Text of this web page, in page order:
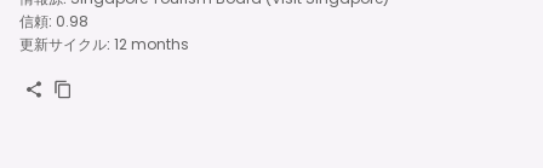
信頼: 0.98
更新サイクル: 12 months